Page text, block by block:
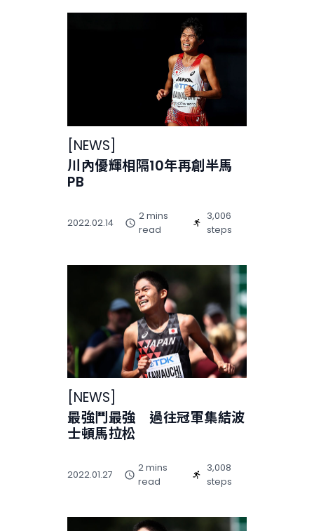
[NEWS]
川內優輝相隔10年再創半馬
PB
2022.02.14
2 mins
read
3,006
steps
NEWS
最強鬥最強 過往冠軍集結波
士頓馬拉松
2022.01.27
2 mins
read
3,008
steps